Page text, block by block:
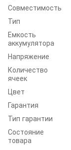
Совместимость
Тип
Емкость
аккумулятора
Напряжение
Количество
ячеек
Цвет
Гарантия
Тип гарантии
Состояние
товара